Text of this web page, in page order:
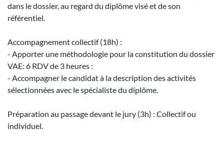
dans le dossier, au regard du diplôme visé et de son
référentiel.
Accompagnement collectif (18h) :
- Apporter une méthodologie pour la constitution du dossier
VAE: 6 RDV de 3 heures :
- Accompagner le candidat à la description des activités
sélectionnées avec le spécialiste du diplôme.
Préparation au passage devant le jury (3h) : Collectif ou
individuel.